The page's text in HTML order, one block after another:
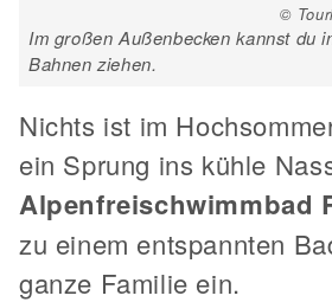
©
Im großen Außenbecken kannst du
Bahnen ziehen.
Nichts ist im
ein Sprung ins kühle
Alpenfreischwimmbad
zu einem entspannten
ganze Familie ein.